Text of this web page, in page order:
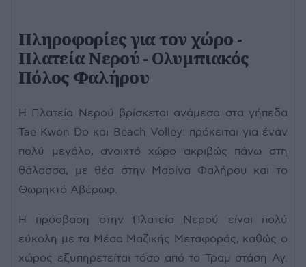
Πληροφορίες για τον χώρο -
Πλατεία Νερού - Ολυμπιακός
Πόλος Φαλήρου
Η Πλατεία Νερού βρίσκεται ανάμεσα στα γήπεδα
Tae Kwon Do και Beach Volley: πρόκειται για έναν
πολύ μεγάλο, ανοιχτό χώρο ακριβώς πάνω στη
θάλασσα, με θέα στην Μαρίνα Φαλήρου και το
Θωρηκτό Αβέρωφ.
Η πρόσβαση στην Πλατεία Νερού είναι πολύ
εύκολη με τα Μέσα Μαζικής Μεταφοράς, καθώς ο
χώρος εξυπηρετείται τόσο από το Τραμ στάση Αγ.